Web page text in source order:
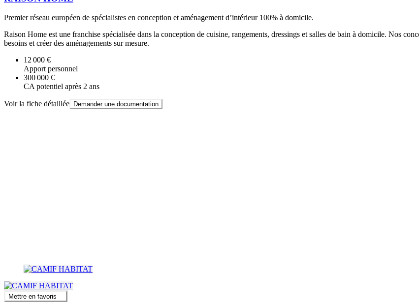
Premier réseau européen de spécialistes en conception et aménagement d’intérieur 100% à domicile.
Raison Home est une franchise spécialisée dans la conception de cuisine, rangements, dressings et salles de bain à domicile. Nos
besoins et créer des aménagements sur mesure.
12 000 €
Apport personnel
300 000 €
CA potentiel après 2 ans
Voir la fiche détaillée Demander une documentation
Mettre en favoris